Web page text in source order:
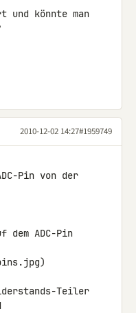
und könnte man
2010-12-02 14:27#1959749
Pin von der
dem ADC-Pin
Teiler